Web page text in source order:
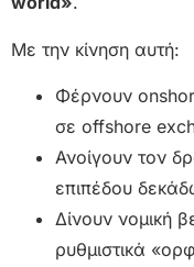
Με την κίνηση αυτή:
Φέρνουν
σε offshore
Ανοίγουν τον
επιπέδου
Δίνουν νομική
ρυθμιστικά